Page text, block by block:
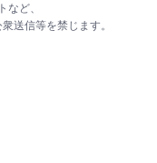
など、
送信等を禁じます。